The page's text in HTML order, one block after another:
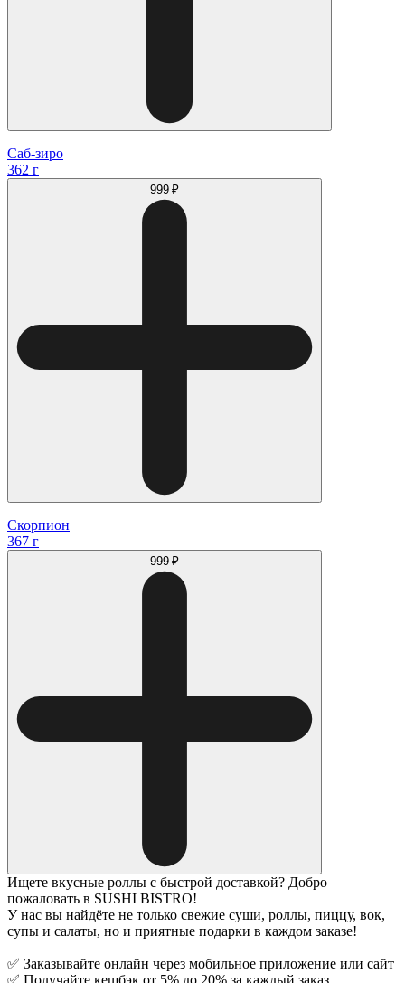
Саб-зиро
362 г
999 ₽
Скорпион
367 г
999 ₽
Ищете вкусные роллы с быстрой доставкой? Добро
пожаловать в SUSHI BISTRO!
У нас вы найдёте не только свежие суши, роллы, пиццу, вок,
супы и салаты, но и приятные подарки в каждом заказе!
✅ Заказывайте онлайн через мобильное приложение или сайт